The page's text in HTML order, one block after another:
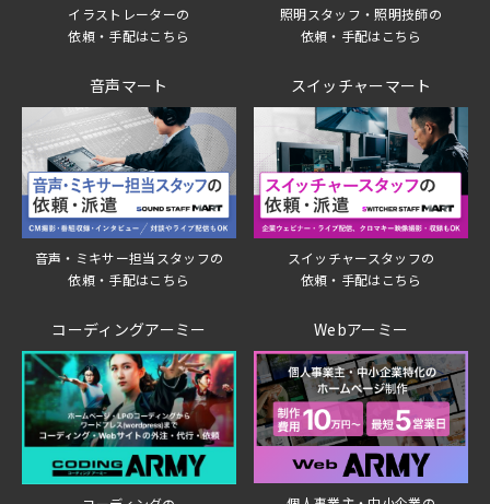
イラストレーターの
依頼・手配はこちら
照明スタッフ・照明技師の
依頼・手配はこちら
音声マート
音声・ミキサー担当スタッフの
依頼・手配はこちら
スイッチャーマート
スイッチャースタッフの
依頼・手配はこちら
コーディングアーミー Webアーミー